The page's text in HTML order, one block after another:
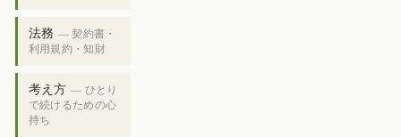
法務 — 契約書・
利用規約・知財
考え方 — ひとり
で続けるための心
持ち